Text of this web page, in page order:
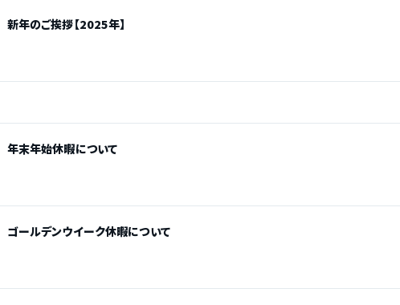
新年のご挨拶【2025年】
年末年始休暇について
ゴールデンウイーク休暇について